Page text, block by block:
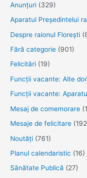
Anunţuri (329)
Aparatul Preşedintelui
Despre raionul Floreşti
Fără categorie (901)
Felicitări (19)
Funcţii vacante: Alte
Funcții vacante:
Mesaj de comemorare
Mesaje de felicitare
Noutăţi (761)
Planul calendaristic (16)
Sănătate Publică (27)